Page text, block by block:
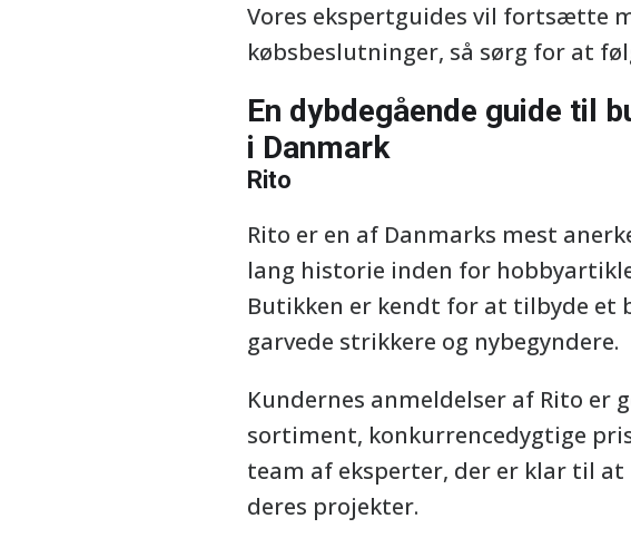
Vores ekspertguides vil fortsætte
købsbeslutninger, så sørg for at
En dybdegående guide til
i Danmark
Rito
Rito er en af Danmarks mest
lang historie inden for
Butikken er kendt for at tilbyde et
garvede strikkere og nybegyndere.
Kundernes anmeldelser af Rito er
sortiment, konkurrencedygtige
team af eksperter, der er klar til
deres projekter.